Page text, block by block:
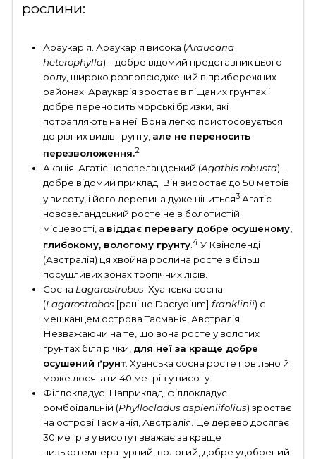
рослини:
Араукарія. Араукарія висока (Araucaria
heterophylla) – добре відомий представник цього
роду, широко розповсюджений в прибережних
районах. Араукарія зростає в піщаних ґрунтах і
добре переносить морські бризки, які
потрапляють на неї. Вона легко пристосовується
до різних видів ґрунту, але не переносить
перезволоження.2
Акація. Агатіс новозеландський (Agathis robusta) –
добре відомий приклад. Він виростає до 50 метрів
у висоту, і його деревина дуже ціниться3 Агатіс
новозеландський росте не в болотистій
місцевості, а віддає перевагу добре осушеному,
глибокому, вологому грунту.4 У Квінсленді
(Австралія) ця хвойна рослина росте в більш
посушливих зонах тропічних лісів.
Сосна Lagarostrobos. Хуанська сосна
(Lagarostrobos [раніше Dacrydium]franklinii) є
мешканцем острова Тасманія, Австралія.
Незважаючи на те, що вона росте у вологих
ґрунтах біля річки, для неї за краще добре
осушений ґрунт. Хуанська сосна росте повільно й
може досягати 40 метрів у висоту.
Філлокладус. Наприклад, філлокладус
ромбоідальній (Phyllocladus aspleniifolius) зростає
на острові Тасманія, Австралія. Це дерево досягає
30 метрів у висоту і вважає за краще
низькотемпературний, вологий, добре удобрений